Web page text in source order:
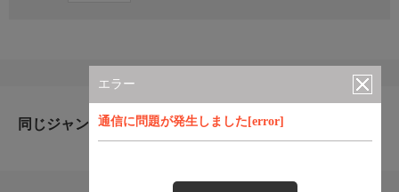
エラー
通信に問題が発生しました[error]
同じジャンルのおすすめ番組